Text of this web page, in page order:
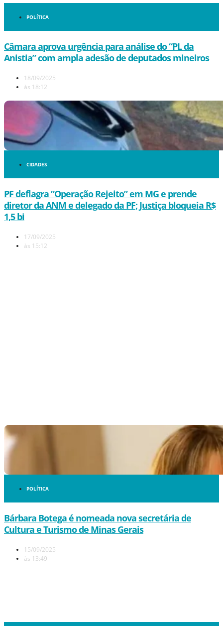
POLÍTICA
Câmara aprova urgência para análise do “PL da
Anistia” com ampla adesão de deputados mineiros
18/09/2025
às 18:12
CIDADES
PF deflagra “Operação Rejeito” em MG e prende
diretor da ANM e delegado da PF; Justiça bloqueia R$
1,5 bi
17/09/2025
às 15:12
POLÍTICA
Bárbara Botega é nomeada nova secretária de
Cultura e Turismo de Minas Gerais
15/09/2025
às 13:49